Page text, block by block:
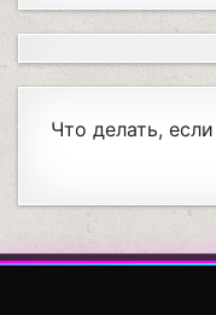
Что делать,